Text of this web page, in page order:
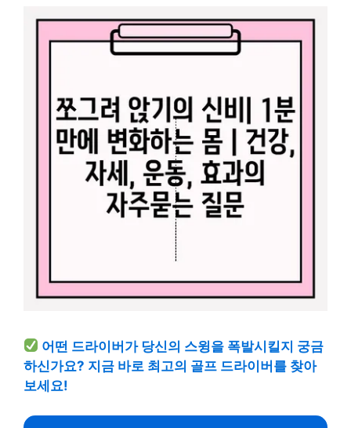
어떤 드라이버가 당신의 스윙을 폭발시킬지 궁금
하신가요? 지금 바로 최고의 골프 드라이버를 찾아
보세요!